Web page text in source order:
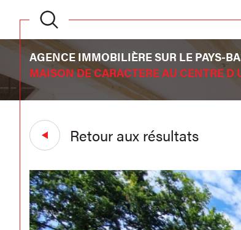
AGENCE IMMOBILIÈRE SUR LE PAYS-
MAISON DE CARACTERE AU CENTRE D
Retour aux résultats